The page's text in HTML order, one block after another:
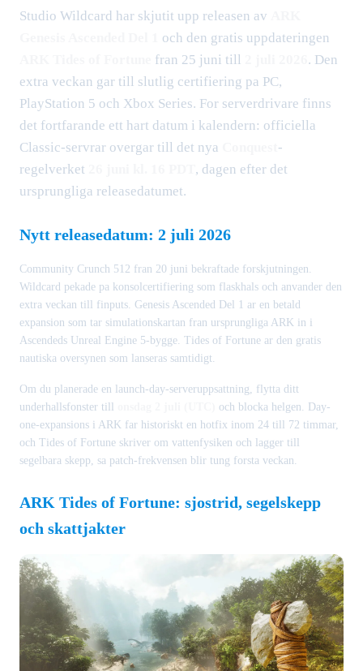
Studio Wildcard har skjutit upp releasen av
och den gratis uppdateringen
fran 25 juni till
. Den
extra veckan gar till slutlig certifiering pa PC,
PlayStation 5 och Xbox Series. For serverdrivare finns
det fortfarande ett hart datum i kalendern: officiella
Classic-servrar overgar till det nya
-
regelverket
, dagen efter det
ursprungliga releasedatumet.
Nytt releasedatum: 2 juli 2026
Community Crunch 512 fran 20 juni bekraftade forskjutningen.
Wildcard pekade pa konsolcertifiering som flaskhals och anvander den
extra veckan till finputs. Genesis Ascended Del 1 ar en betald
expansion som tar simulationskartan fran ursprungliga ARK in i
Ascendeds Unreal Engine 5-bygge. Tides of Fortune ar den gratis
nautiska oversynen som lanseras samtidigt.
Om du planerade en launch-day-serveruppsattning, flytta ditt
underhallsfonster till
och blocka helgen. Day-
one-expansions i ARK far historiskt en hotfix inom 24 till 72 timmar,
och Tides of Fortune skriver om vattenfysiken och lagger till
segelbara skepp, sa patch-frekvensen blir tung forsta veckan.
ARK Tides of Fortune: sjostrid, segelskepp
och skattjakter